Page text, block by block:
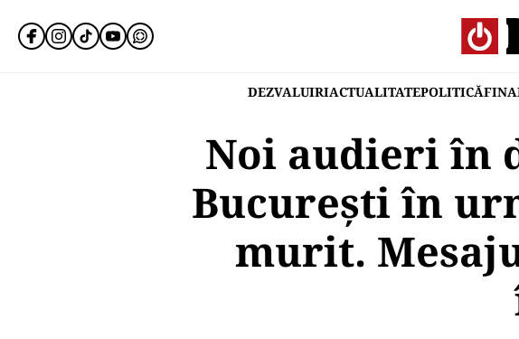
DEZVALUIRIACTUALITATEPOLITICĂ
Noi audieri în
București în
murit.